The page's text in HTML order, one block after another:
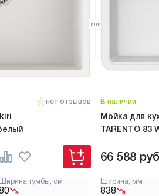
нет отзывов
Ширина тумбы, см
В наличии
Мойка для
TARENTO 83
66 588
Ширина, мм
838